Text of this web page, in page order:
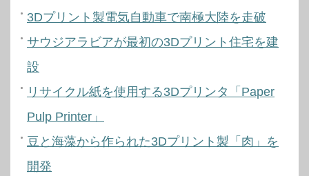
3Dプリント製電気自動車で南極大陸を走破
サウジアラビアが最初の3Dプリント住宅を建
設
リサイクル紙を使用する3Dプリンタ「Paper
Pulp Printer」
豆と海藻から作られた3Dプリント製「肉」を
開発